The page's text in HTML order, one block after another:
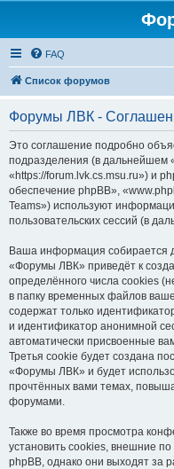
FAQ
Список форумов
Форумы ЛВК -
Это соглашение подробно
подразделения (в
«https://forum.lvk.cs.msu.ru») и
обеспечение phpBB»,
Teams») используют
пользовательских сессий (в
Ваша информация собирается
«Форумы ЛВК» приведёт к
определённого числа cookies
в папку временных файлов
содержат только
и идентификатор анонимной
автоматически присвоенные
Третья cookie будет создана
«Форумы ЛВК» и будет
прочтённых вами темах,
форумами.
Также во время просмотра
установить cookies, внешние
phpBB, однако они выходят за